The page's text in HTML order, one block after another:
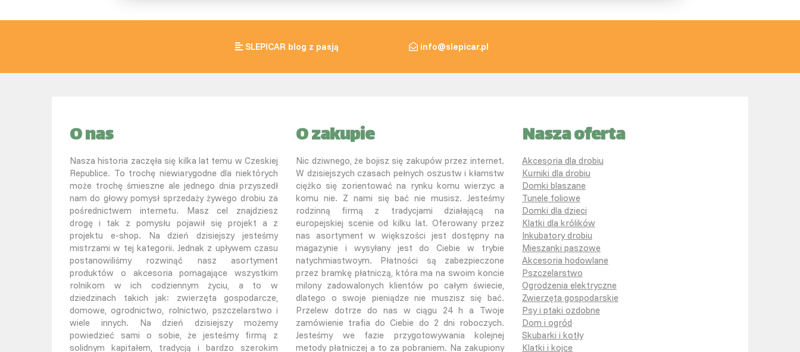
SLEPICAR blog z pasją info@slepicar.pl
O nas
Nasza historia zaczęła się kilka lat temu w Czeskiej
Republice. To trochę niewiarygodne dla niektórych
może trochę śmieszne ale jednego dnia przyszedł
nam do głowy pomysł sprzedaży żywego drobiu za
pośrednictwem internetu. Masz cel znajdziesz
drogę i tak z pomysłu pojawił się projekt a z
projektu e-shop. Na dzień dzisiejszy jesteśmy
mistrzami w tej kategorii. Jednak z upływem czasu
postanowiliśmy rozwinąć nasz asortyment
produktów o akcesoria pomagające wszystkim
rolnikom w ich codziennym życiu, a to w
dziedzinach takich jak: zwierzęta gospodarcze,
domowe, ogrodnictwo, rolnictwo, pszczelarstwo i
wiele innych. Na dzień dzisiejszy możemy
powiedzieć sami o sobie, że jesteśmy firmą z
solidnym kapitałem, tradycją i bardzo szerokim
O zakupie
Nic dziwnego, że bojisz się zakupów przez internet.
W dzisiejszych czasach pełnych oszustw i kłamstw
ciężko się zorientować na rynku komu wierzyc a
komu nie. Z nami się bać nie musisz. Jesteśmy
rodzinną firmą z tradycjami działającą na
europejskiej scenie od kilku lat. Oferowany przez
nas asortyment w większości jest dostępny na
magazynie i wysyłany jest do Ciebie w trybie
natychmiastwoym. Płatności są zabezpieczone
przez bramkę płatniczą, która ma na swoim koncie
milony zadowalonych klientów po całym świecie,
dlatego o swoje pieniądze nie muszisz się bać.
Przelew dotrze do nas w ciągu 24 h a Twoje
zamówienie trafia do Ciebie do 2 dni roboczych.
Jesteśmy we fazie przygotowywania kolejnej
metody płatniczej a to za pobraniem. Na zakupiony
Nasza oferta
Akcesoria dla drobiu
Kurniki dla drobiu
Domki blaszane
Tunele foliowe
Domki dla dzieci
Klatki dla królików
Inkubatory drobiu
Mieszanki paszowe
Akcesoria hodowlane
Pszczelarstwo
Ogrodzenia elektryczne
Zwierzęta gospodarskie
Psy i ptaki ozdobne
Dom i ogród
Skubarki i kotły
Klatki i kojce